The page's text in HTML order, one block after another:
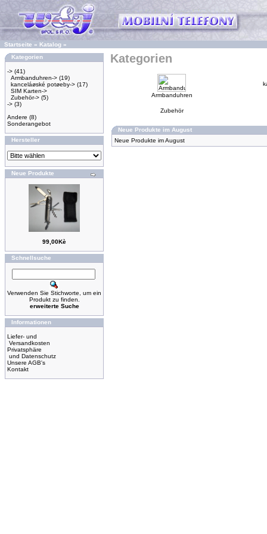
Startseite » Katalog »
Kategorien
-> (41)
Armbanduhren-> (19)
kanceláøské potøeby-> (17)
SIM Karten->
Zubehör-> (5)
-> (3)
Andere (8)
Sonderangebot
Hersteller
Neue Produkte
99,00Kè
Schnellsuche
Verwenden Sie Stichworte, um ein
Produkt zu finden.
erweiterte Suche
Informationen
Liefer- und
Versandkosten
Privatsphäre
und Datenschutz
Unsere AGB's
Kontakt
Kategorien
Armbanduhren
Zubehör
Neue Produkte im August
Neue Produkte im August